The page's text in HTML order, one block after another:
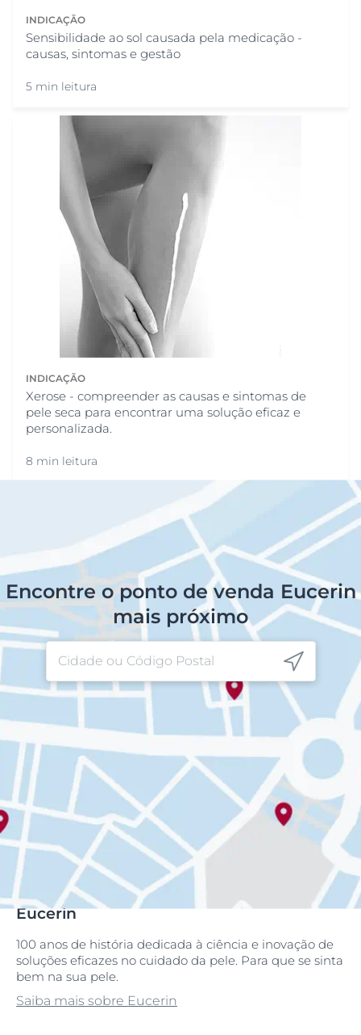
INDICAÇÃO
Sensibilidade ao sol causada pela medicação -
causas, sintomas e gestão
5 min leitura
INDICAÇÃO
Xerose - compreender as causas e sintomas de
pele seca para encontrar uma solução eficaz e
personalizada.
8 min leitura
Encontre o ponto de venda Eucerin
mais próximo
Eucerin
100 anos de história dedicada à ciência e inovação de
soluções eficazes no cuidado da pele. Para que se sinta
bem na sua pele.
Saiba mais sobre Eucerin